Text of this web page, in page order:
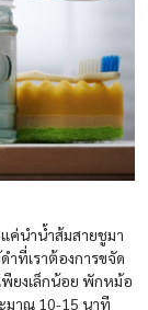
ค่นำน้ำส้มสายชูมา
ที่เราต้องการขจัด
พียงเล็กน้อย พักหม้อ
มาณ 10-15 นาที